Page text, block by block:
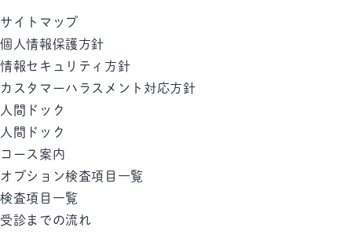
サイトマップ
個人情報保護方針
情報セキュリティ方針
カスタマーハラスメント対応方針
人間ドック
人間ドック
コース案内
オプション検査項目一覧
検査項目一覧
受診までの流れ